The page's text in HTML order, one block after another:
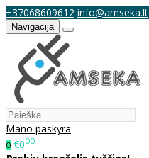
+37068609612 info@amseka.lt
Navigacija
Mano paskyra
0 €000